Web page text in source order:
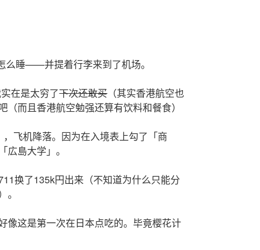
睡——并提着行李来到了机场。
在是太穷了下次还敢买（其实香港航空也
而且香港航空勉强还算有饮料和餐食）
飞机降落。因为在入境表上勾了「商
島大学」。
换了135k円出来（不知道为什么只能分
像这是第一次在日本点吃的。毕竟樱花计